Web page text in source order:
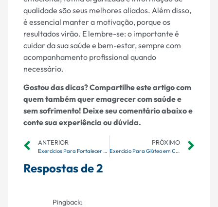
qualidade são seus melhores aliados. Além disso,
é essencial manter a motivação, porque os
resultados virão. E lembre-se: o importante é
cuidar da sua saúde e bem-estar, sempre com
acompanhamento profissional quando
necessário.
Gostou das dicas? Compartilhe este artigo com
quem também quer emagrecer com saúde e
sem sofrimento! Deixe seu comentário abaixo e
conte sua experiência ou dúvida.
ANTERIOR
Exercícios Para Fortalecer o Core: Guia Completo de Treino
PRÓXIMO
Exercício Para Glúteo em Casa: O Guia Definitivo
Respostas de 2
Pingback: